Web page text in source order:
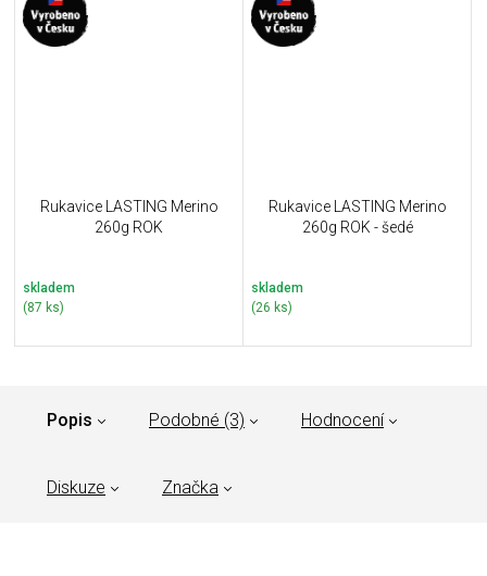
Rukavice LASTING Merino
260g ROK
skladem
(87 ks)
Rukavice LASTING Merino
260g ROK - šedé
skladem
(26 ks)
Popis Podobné (3) Hodnocení
Diskuze Značka